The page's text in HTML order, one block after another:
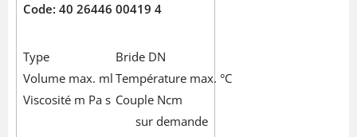
Code: 40 26446 00419 4
Type
Bride DN
Volume max. ml Température max. °C
Viscosité m Pa s Couple Ncm
sur demande